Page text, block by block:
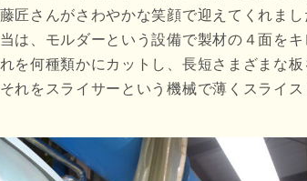
匠さんがさわやかな笑顔で迎えてくれまし
当は、モルダーという設備で製材の４面を
を何種類かにカットし、長短さまざまな
れをスライサーという機械で薄くスライス